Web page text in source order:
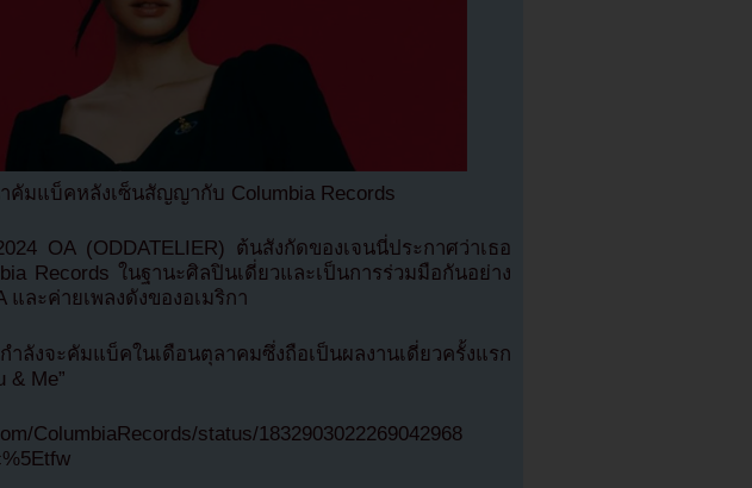
คัมแบ็คหลังเซ็นสัญญากับ Columbia Records
OA (ODDATELIER) ต้นสังกัดของเจนนี่ประกาศว่าเธอ
Records ในฐานะศิลปินเดี่ยวและเป็นการร่วมมือกันอย่าง
และค่ายเพลงดังของอเมริกา
ำลังจะคัมแบ็คในเดือนตุลาคมซึ่งถือเป็นผลงานเดี่ยวครั้งแรก
& Me”
ColumbiaRecords/status/1832903022269042968